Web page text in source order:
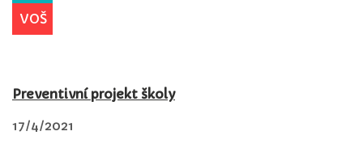
VOŠ
Preventivní projekt školy
17/4/2021